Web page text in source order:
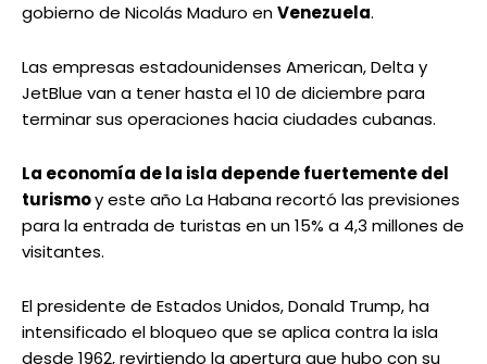
gobierno de Nicolás Maduro enVenezuela.
Las empresas estadounidenses American, Delta y
JetBlue van a tener hasta el 10 de diciembre para
terminar sus operaciones hacia ciudades cubanas.
La economía de la isla depende fuertemente del
turismoy este año La Habana recortó las previsiones
para la entrada de turistas en un 15% a 4,3 millones de
visitantes.
El presidente de Estados Unidos, Donald Trump, ha
intensificado el bloqueo que se aplica contra la isla
desde 1962, revirtiendo la apertura que hubo con su